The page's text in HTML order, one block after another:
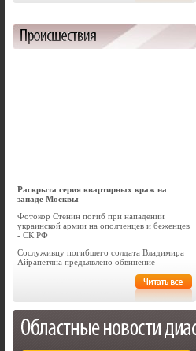
Раскрыта серия квартирных краж на
западе Москвы
Фотокор Стенин погиб при нападении
украинской армии на ополченцев и беженцев
- СК РФ
Сослуживцу погибшего солдата Владимира
Айрапетяна предъявлено обвинение